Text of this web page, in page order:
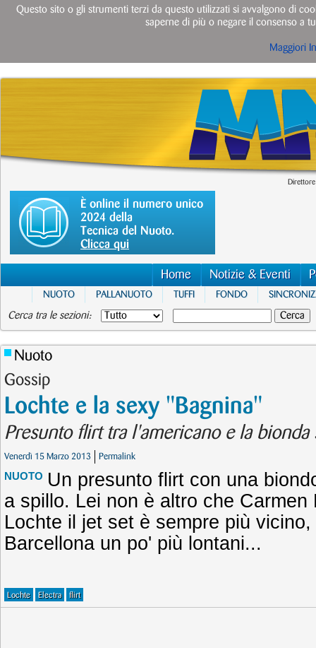
È online il numero unico
2024 della
Tecnica del Nuoto.
Clicca qui
Home Notizie & Eventi
NUOTO PALLANUOTO TUFFI FONDO
Cerca tra le sezioni:
Nuoto
Gossip
Lochte e la sexy "Bagnina"
Presunto flirt tra l'americano e la bionda
Venerdì 15 Marzo 2013 Permalink
NUOTO Un presunto flirt con una
a spillo. Lei non è altro che Carmen
Lochte il jet set è sempre più
Barcellona un po' più lontani...
Lochte Electra flirt
Questo sito o gli strumenti terzi da questo utilizzati si avvalgono di
saperne di più o negare il consenso a
Maggiori